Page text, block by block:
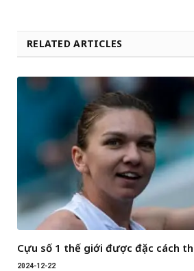
RELATED ARTICLES
Cựu số 1 thế giới được đặc cách
2024-12-22